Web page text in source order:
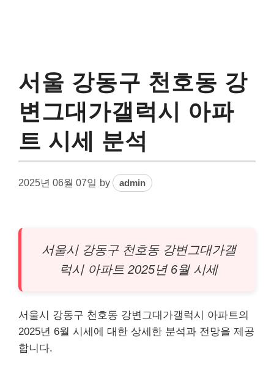
서울 강동구 천호동 강
변그대가갤럭시 아파
트 시세 분석
2025년 06월 07일 by admin
서울시 강동구 천호동 강변그대가갤
럭시 아파트 2025년 6월 시세
서울시 강동구 천호동 강변그대가갤럭시 아파트의
2025년 6월 시세에 대한 상세한 분석과 전망을 제공
합니다.